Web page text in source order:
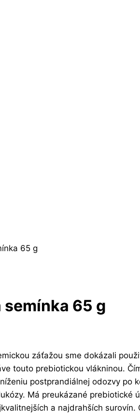
65 g
semínka 65 g
záťažou sme dokázali
touto prebiotickou vlákninou.
postprandiálnej odozvy po
Má preukázané prebiotické
a najdrahších